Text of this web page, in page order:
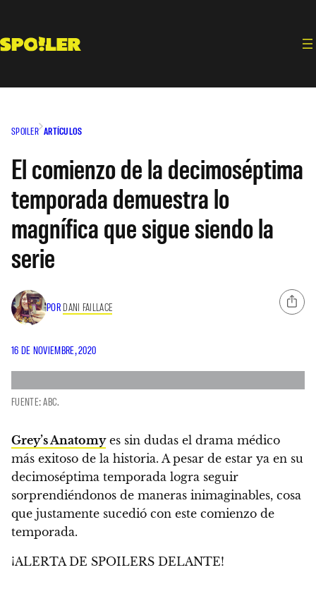
contenido
SPOILER ARTÍCULOS
El comienzo de la decimoséptima
temporada demuestra lo
magnífica que sigue siendo la
serie
POR DANI FAILLACE
16 DE NOVIEMBRE, 2020
FUENTE: ABC.
Grey’s Anatomyes sin dudas el drama médico
más exitoso de la historia. A pesar de estar ya en su
decimoséptima temporada logra seguir
sorprendiéndonos de maneras inimaginables, cosa
que justamente sucedió con este comienzo de
temporada.
¡ALERTA DE SPOILERS DELANTE!